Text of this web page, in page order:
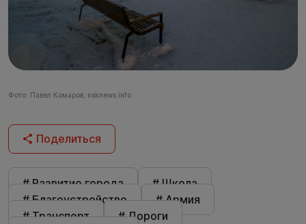
Фото: Павел Комаров, nsknews.info
Поделиться
# Развитие города
# Школа
# Благоустройство
# Армия
# Транспорт
# Дороги